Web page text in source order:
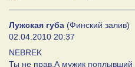
Лужская губа (Финский залив)
02.04.2010 20:37
NEBREK
Ты не прав.А мужик поплывший